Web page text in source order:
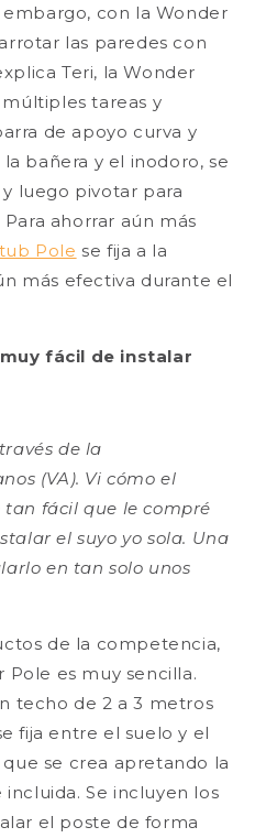
con la Wonder
las paredes con
Teri, la Wonder
tareas y
de apoyo curva y
bañera y el inodoro, se
luego pivotar para
ahorrar aún más
Pole se fija a la
más efectiva durante el
fácil de instalar
de la
(VA). Vi cómo el
fácil que le compré
el suyo yo sola. Una
en tan solo unos
de la competencia,
Pole es muy sencilla.
techo de 2 a 3 metros
fija entre el suelo y el
se crea apretando la
Se incluyen los
el poste de forma